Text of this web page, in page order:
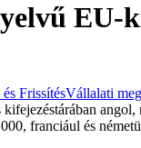
EU-
FrissítésVállalati
franciául és